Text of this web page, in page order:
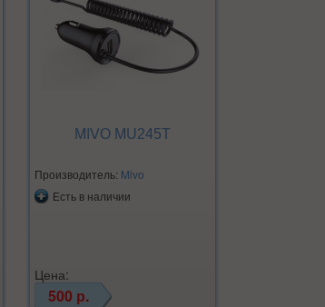
MIVO MU245T
Производитель: Mivo
Есть в наличии
Цена:
500 р.